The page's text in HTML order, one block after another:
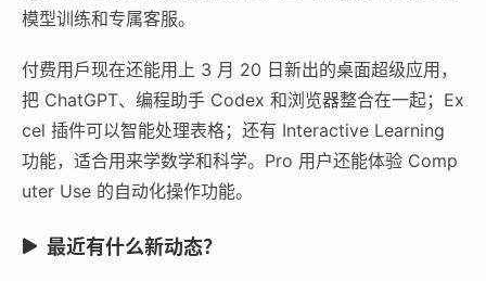
模型训练和专属客服。
付费用戶现在还能用上 3 月 20 日新出的桌面超级应用，
把 ChatGPT、编程助手 Codex 和浏览器整合在一起；Ex
cel 插件可以智能处理表格；还有 Interactive Learning
功能，适合用来学数学和科学。Pro 用户还能体验 Comp
uter Use 的自动化操作功能。
最近有什么新动态？